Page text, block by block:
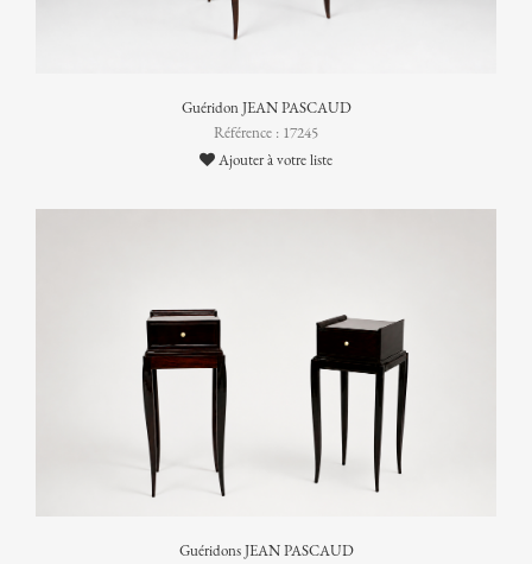
Guéridon JEAN PASCAUD
Référence : 17245
Ajouter à votre liste
Guéridons JEAN PASCAUD